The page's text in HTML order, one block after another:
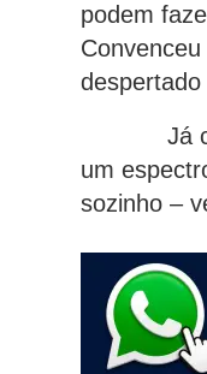
podem
Já
um
sozinho –